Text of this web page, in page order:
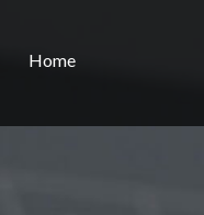
Home